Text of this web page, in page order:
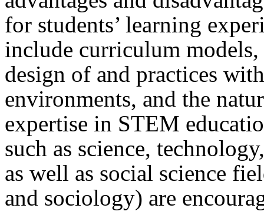
for students’ learning
include curriculum
design of and practices
environments, and the
expertise in STEM
such as science,
as well as social science
and sociology) are